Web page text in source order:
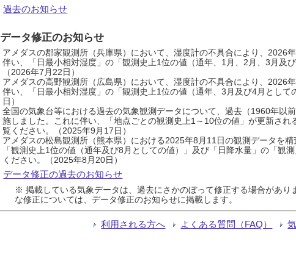
過去のお知らせ
データ修正のお知らせ
アメダスの郡家観測所（兵庫県）において、湿度計の不具合により、2026
伴い、「日最小相対湿度」の「観測史上1位の値（通年、1月、2月、3月及
（2026年7月22日）
アメダスの高野観測所（広島県）において、湿度計の不具合により、2026
伴い、「日最小相対湿度」の「観測史上1位の値（通年、3月及び4月とし
日）
全国の気象台等における過去の気象観測データについて、過去（1960年以
施しました。これに伴い、「地点ごとの観測史上1～10位の値」が更新され
覧ください。（2025年9月17日）
アメダスの松島観測所（熊本県）における2025年8月11日の観測データを
「観測史上1位の値（通年及び8月としての値）」及び「日降水量」の「
ください。（2025年8月20日）
データ修正の過去のお知らせ
※ 掲載している気象データは、過去にさかのぼって修正する場合があ
な修正については、データ修正のお知らせに掲載します。
利用される方へ よくある質問（FAQ）